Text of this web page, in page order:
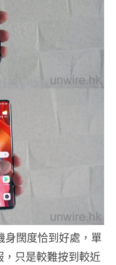
闊度恰到好處，單
只是較難按到較近